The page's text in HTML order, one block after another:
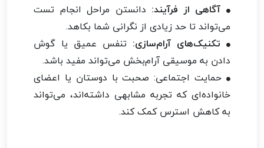
آگاهی از فرآیند: دانستن مراحل انجام تست
می‌تواند تا حد زیادی از نگرانی شما بکاهد.
تکنیک‌های آرام‌سازی: تنفس عمیق یا گوش
دادن به موسیقی آرام‌بخش می‌تواند مفید باشد.
حمایت اجتماعی: صحبت با دوستان یا اعضای
خانواده‌ای که تجربه مشابهی داشته‌اند، می‌تواند
به کاهش استرس کمک کند.